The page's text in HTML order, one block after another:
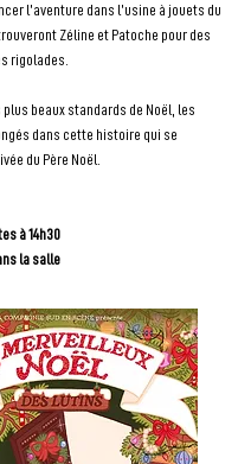
l’aventure dans l’usine à jouets du
Zéline et Patoche pour des
rigolades.
beaux standards de Noël, les
dans cette histoire qui se
du Père Noël.
à 14h30
la salle